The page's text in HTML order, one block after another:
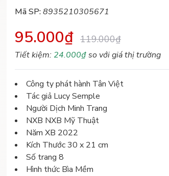
Mã SP:8935210305671
95.000₫ 119.000₫
Tiết kiệm: 24.000₫so với giá thị trường
Công ty phát hành Tân Việt
Tác giả Lucy Semple
Người Dịch Minh Trang
NXB NXB Mỹ Thuật
Năm XB 2022
Kích Thước 30 x 21 cm
Số trang 8
Hình thức Bìa Mềm